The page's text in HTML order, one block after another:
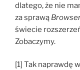
dlatego, że nie
za sprawą
świecie
Zobaczymy.
[1] Tak naprawdę